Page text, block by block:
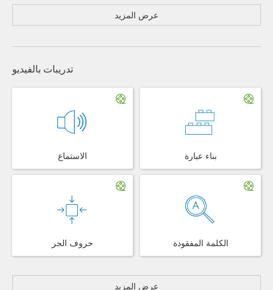
عرض المزيد
تدريبات بالفيديو
الاستماع بناء عبارة
حروف الجر الكلمة المفقودة
عرض المزيد